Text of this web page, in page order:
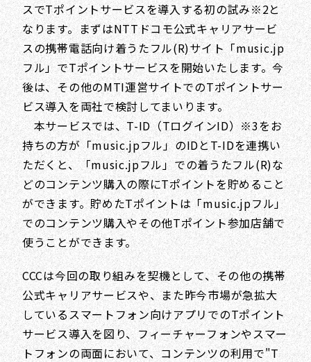
スでTポイントサービスを導入する初の試み※2と
なります。まずはNTTドコモ公式キャリアサービ
スの携帯電話向け着うたフル(R)サイト「music.jp
フル」でTポイントサービスを開始いたします。今
後は、その他のMTI運営サイトでのTポイントサー
ビス導入を両社で検討してまいります。
本サービスでは、T-ID（TログインID）※3をお
持ちの方が「music.jpフル」のIDとT-IDを連携い
ただくと、「music.jpフル」での着うたフル(R)な
どのコンテンツ購入の際にTポイントを貯めること
ができます。貯めたTポイントは「music.jpフル」
でのコンテンツ購入やその他Tポイント参加店舗で
使うことができます。
CCCは今回の取り組みを契機として、その他の携帯
公式キャリアサービスや、また昨今市場が急拡大
しているスマートフォン向けアプリでのTポイント
サービス導入を図り、フィーチャーフォンやスマー
トフォンの両面において、コンテンツの利用で"T